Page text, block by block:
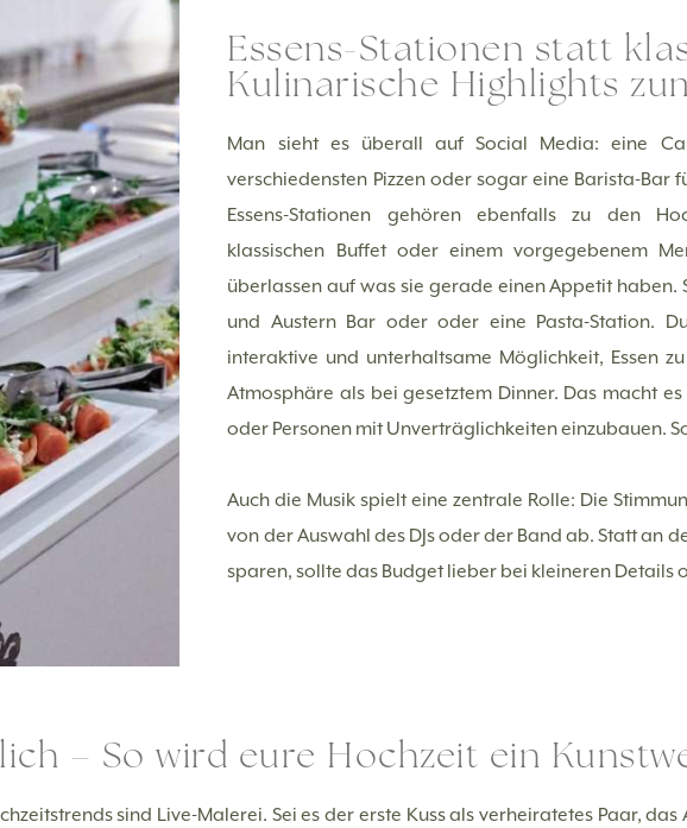
Essens-Stationen statt
Kulinarische Highlights
Man sieht es überall auf Social Media: eine
verschiedensten Pizzen oder sogar eine Barista-Bar
Essens-Stationen gehören ebenfalls zu den
klassischen Buffet oder einem vorgegebenem
überlassen auf was sie gerade einen Appetit haben.
und Austern Bar oder oder eine Pasta-Station.
interaktive und unterhaltsame Möglichkeit, Essen
Atmosphäre als bei gesetztem Dinner. Das macht
oder Personen mit Unverträglichkeiten einzubauen.
Auch die Musik spielt eine zentrale Rolle: Die
von der Auswahl des DJs oder der Band ab. Statt an
sparen, sollte das Budget lieber bei kleineren Details
– So wird eure Hochzeit ein
sind Live-Malerei. Sei es der erste Kuss als verheiratetes Paar,